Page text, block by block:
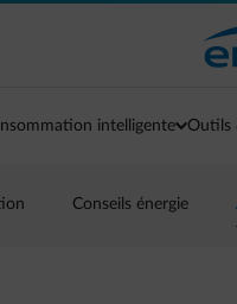
intelligente Outils
Conseils énergie